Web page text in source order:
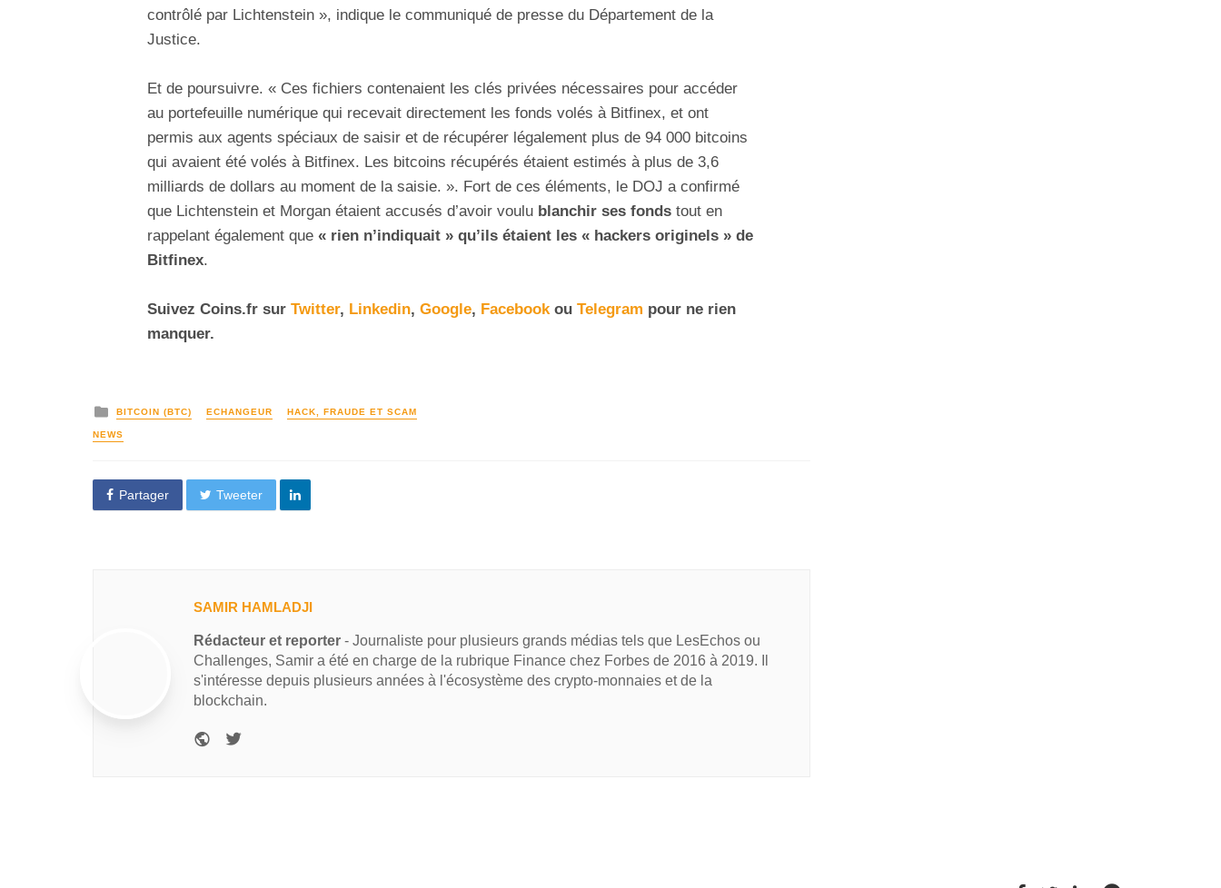
contrôlé par Lichtenstein », indique le communiqué de presse du Département de la
Justice.
Et de poursuivre. « Ces fichiers contenaient les clés privées nécessaires pour accéder
au portefeuille numérique qui recevait directement les fonds volés à Bitfinex, et ont
permis aux agents spéciaux de saisir et de récupérer légalement plus de 94 000 bitcoins
qui avaient été volés à Bitfinex. Les bitcoins récupérés étaient estimés à plus de 3,6
milliards de dollars au moment de la saisie. ». Fort de ces éléments, le DOJ a confirmé
que Lichtenstein et Morgan étaient accusés d’avoir voulu blanchir ses fonds tout en
rappelant également que « rien n’indiquait » qu’ils étaient les « hackers originels » de
Bitfinex.
Suivez Coins.fr sur Twitter, Linkedin, Google, Facebookou Telegram pour ne rien
manquer.
BITCOIN (BTC) ECHANGEUR HACK, FRAUDE ET SCAM
NEWS
Partager Tweeter
SAMIR HAMLADJI
Rédacteur et reporter - Journaliste pour plusieurs grands médias tels que LesEchos ou
Challenges, Samir a été en charge de la rubrique Finance chez Forbes de 2016 à 2019. Il
s'intéresse depuis plusieurs années à l'écosystème des crypto-monnaies et de la
blockchain.